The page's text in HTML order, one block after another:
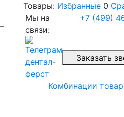
Товары: Избранные 0
Мы на
связи:
+7 (499)
Заказать
Комбинации